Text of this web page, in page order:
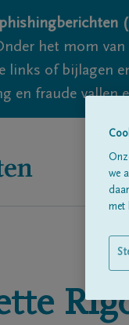
het mom
links of bijlagen
en fraude vallen
we
met